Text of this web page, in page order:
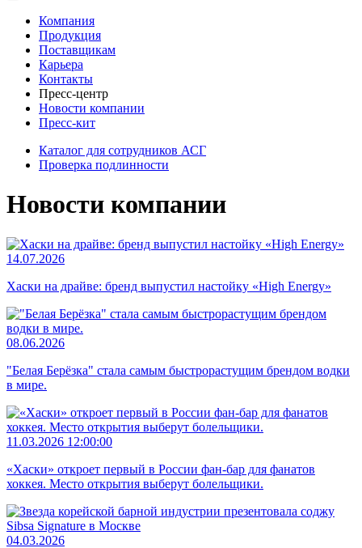
Компания
Продукция
Поставщикам
Карьера
Контакты
Пресс-центр
Новости компании
Пресс-кит
Каталог для сотрудников АСГ
Проверка подлинности
Новости компании
14.07.2026
Хаски на драйве: бренд выпустил настойку «High Energy»
08.06.2026
"Белая Берёзка" стала самым быстрорастущим брендом водки
в мире.
11.03.2026 12:00:00
«Хаски» откроет первый в России фан-бар для фанатов
хоккея. Место открытия выберут болельщики.
04.03.2026